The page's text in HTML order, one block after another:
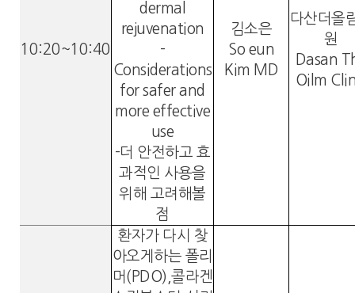
10:20~10:40
dermal
rejuvenation
-
Considerations
for safer and
more effective
use
-더 안전하고 효
과적인 사용을
위해 고려해볼
점
김소은
So eun
Kim MD
다산더올
원
Dasan
Oilm
환자가 다시 찾
아오게하는 폴리
머(PDO),콜라겐